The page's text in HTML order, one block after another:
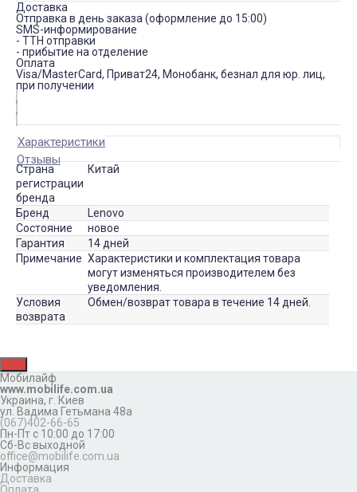
Доставка
Отправка в день заказа (оформление до 15:00)
SMS-информирование
- ТТН отправки
- прибытие на отделение
Оплата
Visa/MasterCard, Приват24, Монобанк, безнал для юр. лиц,
при получении
Характеристики
Отзывы
Страна
регистрации
бренда
Китай
Бренд
Lenovo
Состояние
новое
Гарантия
14 дней
Примечание Характеристики и комплектация товара
могут изменяться производителем без
уведомления.
Условия
возврата
Обмен/возврат товара в течение 14 дней.
Мобилайф
www.mobilife.com.ua
Украина, г. Киев
ул. Вадима Гетьмана 48а
(067)402-66-65
Пн-Пт с 10:00 до 17:00
Сб-Вс выходной
office@mobilife.com.ua
Информация
Доставка